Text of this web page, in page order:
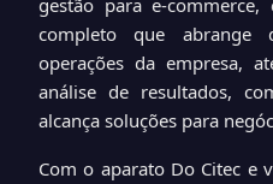
gestão parae-commerce,
completo que abrange
operações da empresa,
análise de resultados,
alcança soluções para
Com o aparato Do Citec e